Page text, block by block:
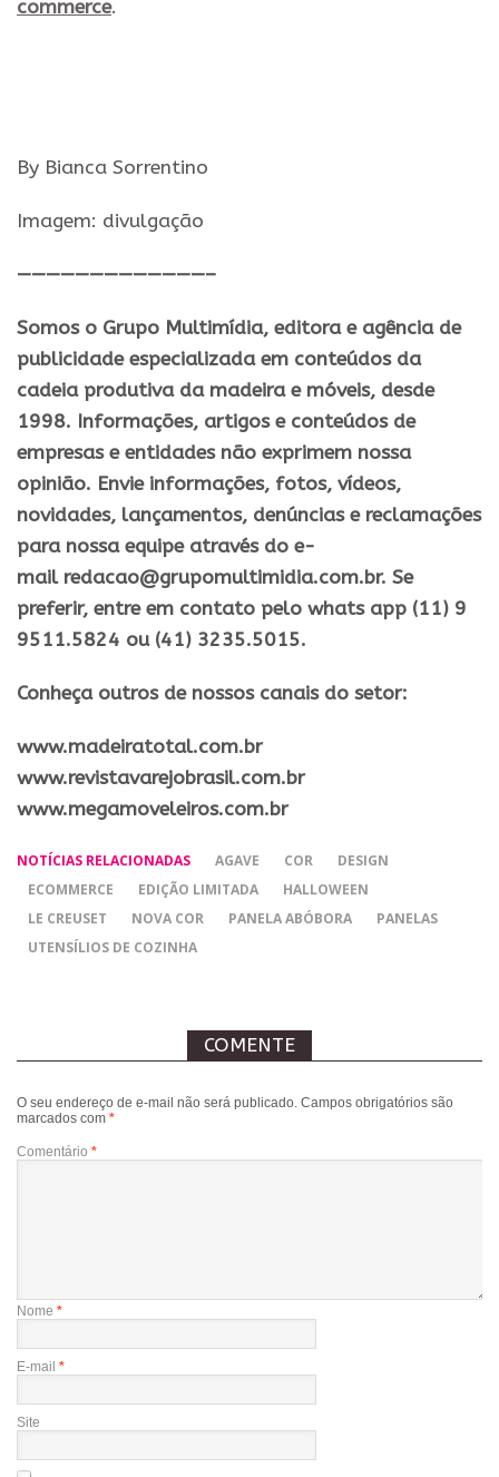
commerce.
By Bianca Sorrentino
Imagem: divulgação
—————————————–
Somos o Grupo Multimídia, editora e agência de
publicidade especializada em conteúdos da
cadeia produtiva da madeira e móveis, desde
1998. Informações, artigos e conteúdos de
empresas e entidades não exprimem nossa
opinião. Envie informações, fotos, vídeos,
novidades, lançamentos, denúncias e reclamações
para nossa equipe através do e-
mail redacao@grupomultimidia.com.br. Se
preferir, entre em contato pelo whats app (11) 9
9511.5824 ou (41) 3235.5015.
Conheça outros de nossos canais do setor:
​www.madeiratotal.com.br
www.revistavarejobrasil.com.br
www.megamoveleiros.com.br
NOTÍCIAS RELACIONADAS AGAVE COR
DESIGN
ECOMMERCE
EDIÇÃO LIMITADA
HALLOWEEN
LE CREUSET
NOVA COR PANELA ABÓBORA
PANELAS
UTENSÍLIOS DE COZINHA
COMENTE
O seu endereço de e-mail não será publicado. Campos obrigatórios são
marcados com *
Comentário *
Nome *
E-mail *
Site